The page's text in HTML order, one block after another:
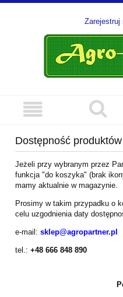
Zarejestruj
Dostępność produktów
Jeżeli przy wybranym przez
funkcja "do koszyka" (brak
mamy aktualnie w magazynie.
Prosimy w takim przypadku o
celu uzgodnienia daty
e-mail: sklep@agropartner.pl
tel.: +48 666 848 890